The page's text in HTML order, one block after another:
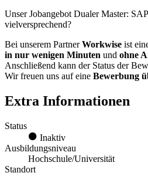
Unser Jobangebot Dualer Master:
vielversprechend?
Bei unserem PartnerWorkwise ist
in nur wenigen Minuten und ohne
Anschließend kann der Status der
Wir freuen uns auf eine Bewerbung
Extra Informationen
Status
Inaktiv
Ausbildungsniveau
Hochschule/Universität
Standort